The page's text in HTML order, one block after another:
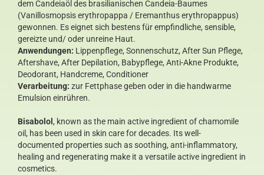
dem Candeiaöl des brasilianischen Candeia-Baumes
(Vanillosmopsis erythropappa / Eremanthus erythropappus)
gewonnen. Es eignet sich bestens für empfindliche, sensible,
gereizte und/ oder unreine Haut.
Anwendungen: Lippenpflege, Sonnenschutz, After Sun Pflege,
Aftershave, After Depilation, Babypflege, Anti-Akne Produkte,
Deodorant, Handcreme, Conditioner
Verarbeitung: zur Fettphase geben oder in die handwarme
Emulsion einrühren.
Bisabolol , known as the main active ingredient of chamomile
oil, has been used in skin care for decades. Its well-
documented properties such as soothing, anti-inflammatory,
healing and regenerating make it a versatile active ingredient in
cosmetics.